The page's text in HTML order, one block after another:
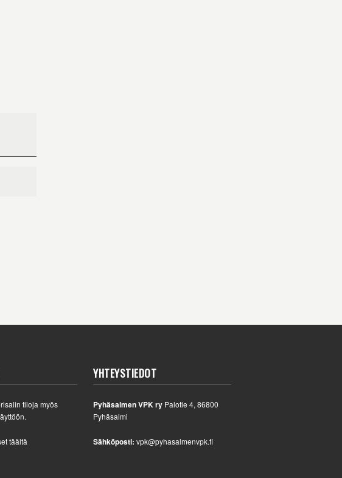
tiloja myös
täältä
YHTEYSTIEDOT
Pyhäsalmen VPK ry Palotie 4, 86800
Pyhäsalmi
Sähköposti: vpk@pyhasalmenvpk.fi